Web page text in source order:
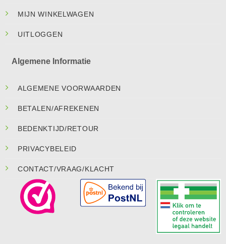
MIJN WINKELWAGEN
UITLOGGEN
Algemene Informatie
ALGEMENE VOORWAARDEN
BETALEN/AFREKENEN
BEDENKTIJD/RETOUR
PRIVACYBELEID
CONTACT/VRAAG/KLACHT